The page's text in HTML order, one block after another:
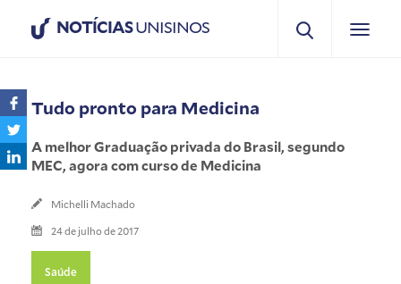
NOTÍCIASUNISINOS
Tudo pronto para Medicina
A melhor Graduação privada do Brasil, segundo
MEC, agora com curso de Medicina
Michelli Machado
24 de julho de 2017
Saúde